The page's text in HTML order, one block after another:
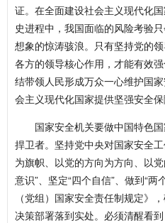
证。在全面建设社会主义现代化
史进程中，我国面临的风险考验
想象的惊涛骇浪。只有坚持党的
各方的领导核心作用，才能有效
结带领人民形成万众一心维护国
会主义现代化国家提供坚强安全保
国家安全机关要做中国特色
捍卫者。坚持党中央对国家安全
为旗帜、以党的方向为方向、以
意识”、坚定“四个自信”、做到“
（党组）国家安全责任制规定》
决策部署落到实处。必须清醒看